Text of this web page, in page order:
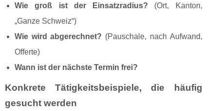
Wie groß ist der Einsatzradius? (Ort, Kanton,
„Ganze Schweiz“)
Wie wird abgerechnet? (Pauschale, nach Aufwand,
Offerte)
Wann ist der nächste Termin frei?
Konkrete Tätigkeitsbeispiele, die häufig
gesucht werden